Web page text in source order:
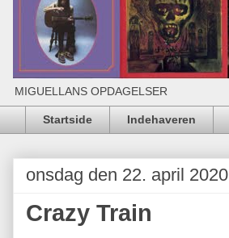
MIGUELLANS OPDAGELSER
Startside Indehaveren
onsdag den 22. april 2020
Crazy Train